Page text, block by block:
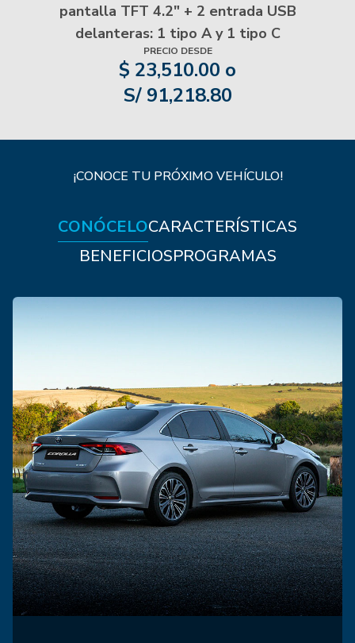
pantalla TFT 4.2" + 2 entrada USB
delanteras: 1 tipo A y 1 tipo C
PRECIO DESDE
$ 23,510.00 o
S/ 91,218.80
¡CONOCE TU PRÓXIMO VEHÍCULO!
CONÓCELOCARACTERÍSTICAS
BENEFICIOSPROGRAMAS